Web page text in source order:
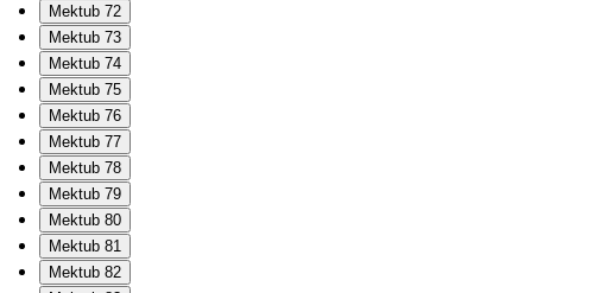
Mektub 72
Mektub 73
Mektub 74
Mektub 75
Mektub 76
Mektub 77
Mektub 78
Mektub 79
Mektub 80
Mektub 81
Mektub 82